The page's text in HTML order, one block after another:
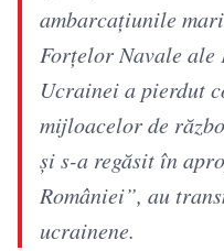
ambarcațiunile
Forțelor Navale
Ucrainei a pierdut
mijloacelor de
și s-a regăsit în
României”, au
ucrainene.